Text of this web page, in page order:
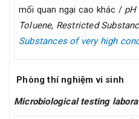
mối quan ngại cao khác / pH
Toluene, Restricted
Substances of very high
Phòng thí nghiệm vi sinh
Microbiological testing